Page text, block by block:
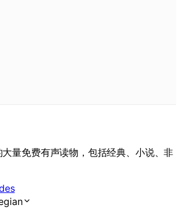
量免费有声读物，包括经典、小说、非